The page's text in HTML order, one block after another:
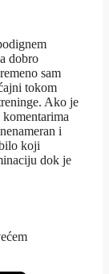
dobro
sam
tokom
Ako je
i
koji
dok je